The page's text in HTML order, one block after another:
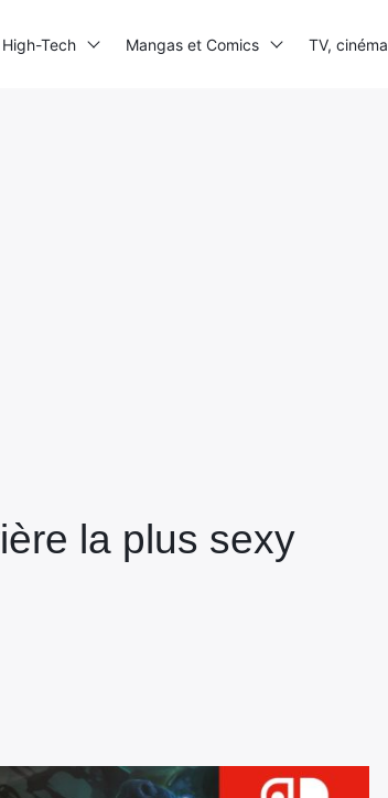
la plus sexy
High-Tech Mangas et Comics TV, cinéma